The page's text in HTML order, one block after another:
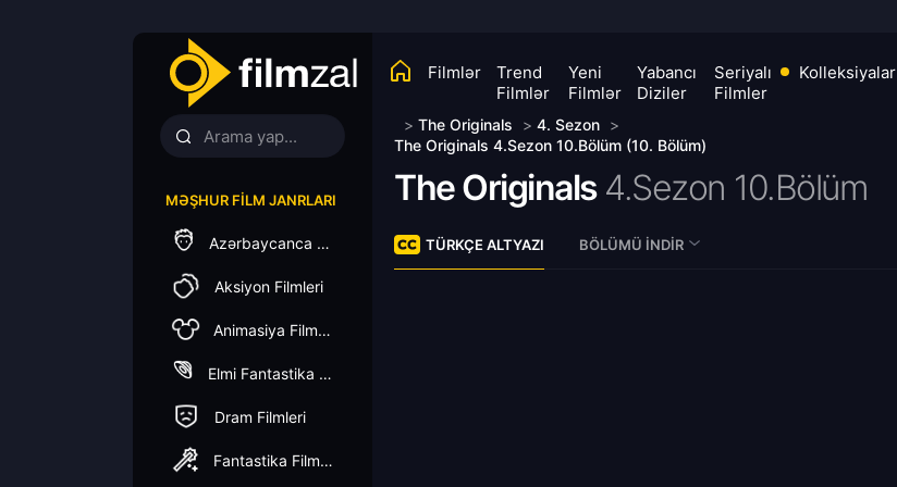
Filmlər
Trend
Filmlər
Yeni
Filmlər
Yabancı
Diziler
Seriyalı
Filmler
Kolleksiyalar
MƏŞHUR FILM JANRLARI
Azərbaycanca Dublaj
Aksiyon Filmleri
Animasiya Filmleri
Elmi Fantastika Filmleri
Dram Filmleri
Fantastika Filmleri
> The Originals > 4. Sezon >
The Originals 4.Sezon 10.Bölüm (10. Bölüm)
The Originals 4.Sezon 10.Bölüm
TÜRKÇE ALTYAZI BÖLÜMÜ İNDIR